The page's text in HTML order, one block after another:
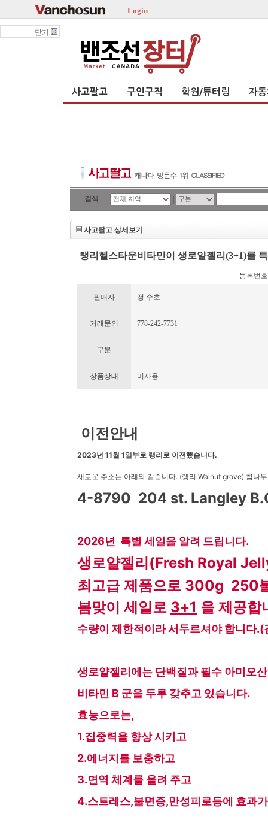
Login
닫기
사고팔고 구인구직 학원/튜터링 자
검색 |
사고팔고 상세보기
랭리헬스타운비타민이 생로얄젤리(3+1)를
등록번
판매자 정 수호
거래문의 778-242-7731
구분
상품상태 미사용
이전안내
2023년 11월 1일부로 랭리로 이전했습니다.
새로운 주소는 아래와 같습니다. (랭리 Walnut grove) 참나
4-8790 204 st. Langley
2026년 특별 세일을 알려 드립니다.
생로얄젤리(Fresh Royal
최고급 제품으로 300g 250
봄맞이 세일로 3+1 을 제공합
수량이 제한적이라 서두르셔야 합니다
생로얄젤리에는 단백질과 필수 아미오
비타민 B 군을 두루 갖추고 있습니다.
효능으로는,
1.집중력을 향상 시키고
2.에너지를 보충하고
3.면역 체계를 올려 주고
4.스트레스,불면증,만성피로등에 효과